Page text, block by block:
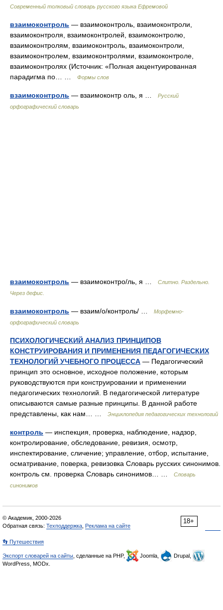
Современный толковый словарь русского языка Ефремовой
взаимоконтроль — взаимоконтроль, взаимоконтроли,
взаимоконтроля, взаимоконтролей, взаимоконтролю,
взаимоконтролям, взаимоконтроль, взаимоконтроли,
взаимоконтролем, взаимоконтролями, взаимоконтроле,
взаимоконтролях (Источник: «Полная акцентуированная
парадигма по… …
Формы слов
взаимоконтроль — взаимоконтр оль, я …
Русский
орфографический словарь
взаимоконтроль — взаимоконтро/ль, я …
Слитно. Раздельно.
Через дефис.
взаимоконтроль — взаим/о/контроль/ …
Морфемно-
орфографический словарь
ПСИХОЛОГИЧЕСКИЙ АНАЛИЗ ПРИНЦИПОВ
КОНСТРУИРОВАНИЯ И ПРИМЕНЕНИЯ ПЕДАГОГИЧЕСКИХ
ТЕХНОЛОГИЙ УЧЕБНОГО ПРОЦЕССА — Педагогический
принцип это основное, исходное положение, которым
руководствуются при конструировании и применении
педагогических технологий. В педагогической литературе
описываются самые разные принципы. В данной работе
представлены, как нам… …
Энциклопедия педагогических технологий
контроль — инспекция, проверка, наблюдение, надзор,
контролирование, обследование, ревизия, осмотр,
инспектирование, сличение; управление, отбор, испытание,
осматривание, поверка, ревизовка Словарь русских синонимов.
контроль см. проверка Словарь синонимов… …
Словарь
синонимов
18+
© Академик, 2000-2026
Обратная связь: Техподдержка Реклама на сайте
👣 Путешествия
Экспорт словарей на сайты , сделанные на PHP, Joomla,
Drupal,
WordPress, MODx.